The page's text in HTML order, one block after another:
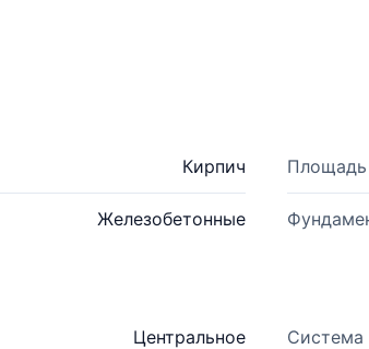
Кирпич Площадь
Железобетонные
Центральное Система